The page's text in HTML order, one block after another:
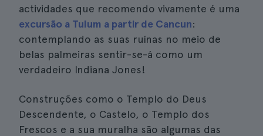
actividades que recomendo vivamente é uma
excursão a Tulum a partir de Cancun:
contemplando as suas ruínas no meio de
belas palmeiras sentir-se-á como um
verdadeiro Indiana Jones!
Construções como o Templo do Deus
Descendente, o Castelo, o Templo dos
Frescos e a sua muralha são algumas das